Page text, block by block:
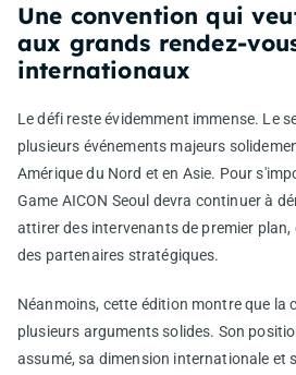
Une convention qui
aux grands rendez-
internationaux
Le défi reste évidemment immense. Le
plusieurs événements majeurs
Amérique du Nord et en Asie. Pour
Game AICON Seoul devra continuer à
attirer des intervenants de premier
des partenaires stratégiques.
Néanmoins, cette édition montre que la
plusieurs arguments solides. Son
assumé, sa dimension internationale et